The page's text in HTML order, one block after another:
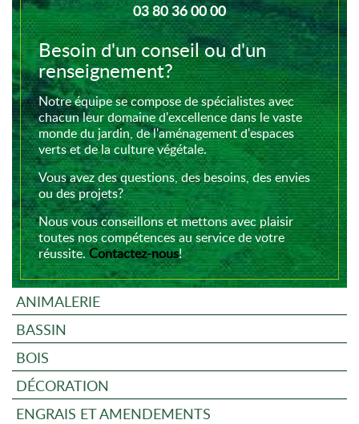
03 80 36 00 00
Besoin d'un conseil ou d'un
renseignement?
Notre équipe se compose de spécialistes avec
chacun leur domaine d'excellence dans le vaste
monde du jardin, de l'aménagement d'espaces
verts et de la culture végétale.
Vous avez des questions, des besoins, des envies
ou des projets?
Nous vous conseillons et mettons avec plaisir
toutes nos compétences au service de votre
réussite.Contactez-nous!
ANIMALERIE
BASSIN
BOIS
DÉCORATION
ENGRAIS ET AMENDEMENTS